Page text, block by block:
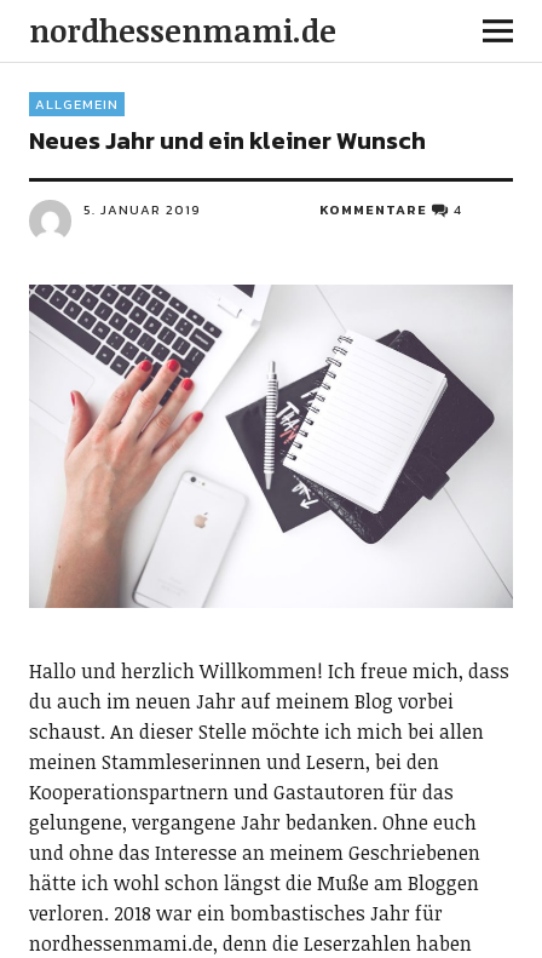
nordhessenmami.de
ALLGEMEIN
Neues Jahr und ein kleiner Wunsch
5. JANUAR 2019 KOMMENTARE 4
Hallo und herzlich Willkommen! Ich freue mich, dass
du auch im neuen Jahr auf meinem Blog vorbei
schaust. An dieser Stelle möchte ich mich bei allen
meinen Stammleserinnen und Lesern, bei den
Kooperationspartnern und Gastautoren für das
gelungene, vergangene Jahr bedanken. Ohne euch
und ohne das Interesse an meinem Geschriebenen
hätte ich wohl schon längst die Muße am Bloggen
verloren. 2018 war ein bombastisches Jahr für
nordhessenmami.de, denn die Leserzahlen haben